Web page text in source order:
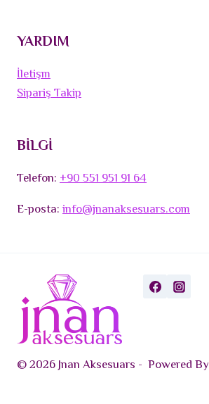
YARDIM
İletişm
Sipariş Takip
BİLGİ
Telefon:+90 551 951 91 64
E-posta:info@jnanaksesuars.com
© 2026 Jnan Aksesuars - Powered By